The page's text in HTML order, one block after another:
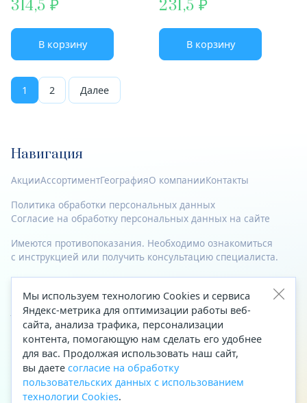
314,5
В корзину
231,5
В корзину
1 2 Далее
Навигация
АкцииАссортиментГеографияО компанииКонтакты
Политика обработки персональных данных
Согласие на обработку персональных данных на сайте
Имеются противопоказания. Необходимо ознакомиться
с инструкцией или получить консультацию специалиста.
© 2023—2026 Все права защищены.
Адрес
Архангельск, ул. Папанина, д. 19 (вход в здание со стороны
автоцентра «Тойота»)
Приемная Генерального директора
Телефон
+7 (8182) 63-60-31
Мы используем технологию Cookies и сервиса
Яндекс-метрика для оптимизации работы веб-
сайта, анализа трафика, персонализации
контента, помогающую нам сделать его удобнее
для вас. Продолжая использовать наш сайт,
вы даете согласие на обработку
пользовательских данных с использованием
технологии Cookies.